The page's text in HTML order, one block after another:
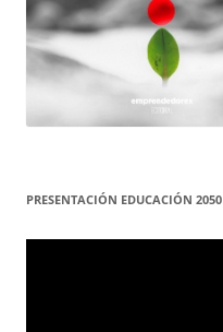
PRESENTACIÓN EDUCACIÓN 2050
Reproductor